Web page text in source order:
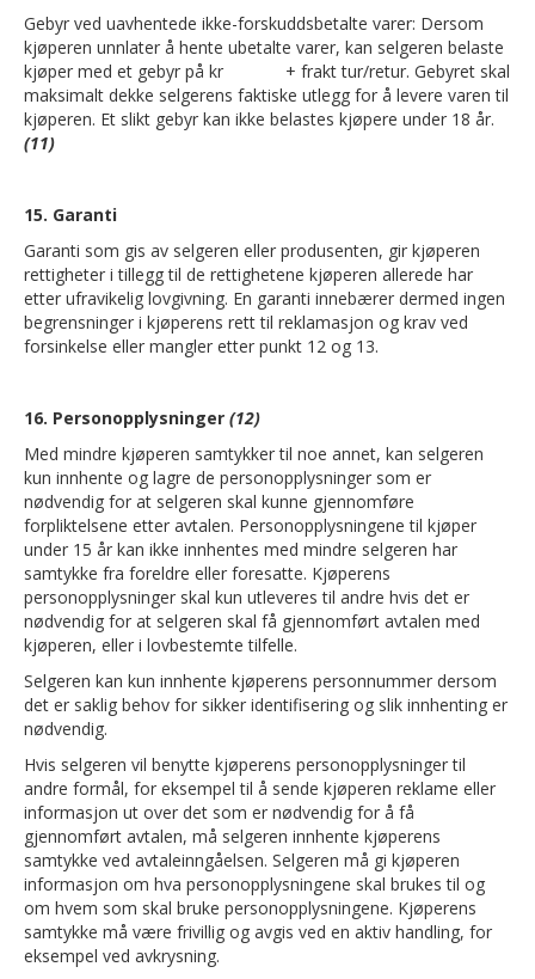
Gebyr ved uavhentede ikke-forskuddsbetalte varer: Dersom
kjøperen unnlater å hente ubetalte varer, kan selgeren belaste
kjøper med et gebyr på kr + frakt tur/retur. Gebyret skal
maksimalt dekke selgerens faktiske utlegg for å levere varen til
kjøperen. Et slikt gebyr kan ikke belastes kjøpere under 18 år.
(11)
15. Garanti
Garanti som gis av selgeren eller produsenten, gir kjøperen
rettigheter i tillegg til de rettighetene kjøperen allerede har
etter ufravikelig lovgivning. En garanti innebærer dermed ingen
begrensninger i kjøperens rett til reklamasjon og krav ved
forsinkelse eller mangler etter punkt 12 og 13.
16. Personopplysninger (12)
Med mindre kjøperen samtykker til noe annet, kan selgeren
kun innhente og lagre de personopplysninger som er
nødvendig for at selgeren skal kunne gjennomføre
forpliktelsene etter avtalen. Personopplysningene til kjøper
under 15 år kan ikke innhentes med mindre selgeren har
samtykke fra foreldre eller foresatte. Kjøperens
personopplysninger skal kun utleveres til andre hvis det er
nødvendig for at selgeren skal få gjennomført avtalen med
kjøperen, eller i lovbestemte tilfelle.
Selgeren kan kun innhente kjøperens personnummer dersom
det er saklig behov for sikker identifisering og slik innhenting er
nødvendig.
Hvis selgeren vil benytte kjøperens personopplysninger til
andre formål, for eksempel til å sende kjøperen reklame eller
informasjon ut over det som er nødvendig for å få
gjennomført avtalen, må selgeren innhente kjøperens
samtykke ved avtaleinngåelsen. Selgeren må gi kjøperen
informasjon om hva personopplysningene skal brukes til og
om hvem som skal bruke personopplysningene. Kjøperens
samtykke må være frivillig og avgis ved en aktiv handling, for
eksempel ved avkrysning.